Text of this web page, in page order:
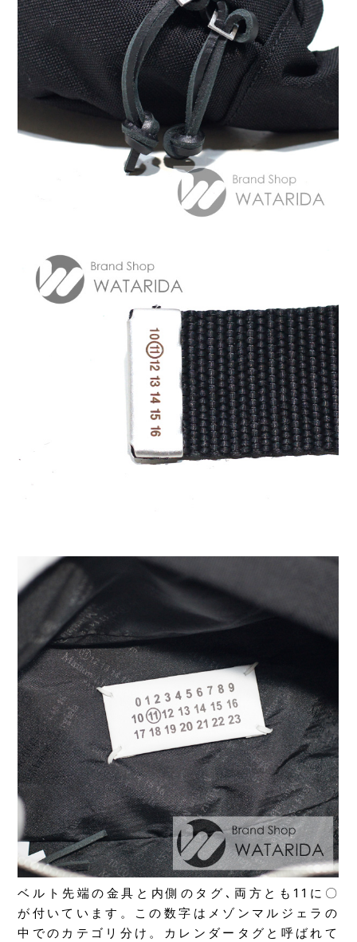
ベルト先端の金具と内側のタグ､両方とも11に〇
が付いています。この数字はメゾンマルジェラの
中でのカテゴリ分け。カレンダータグと呼ばれて